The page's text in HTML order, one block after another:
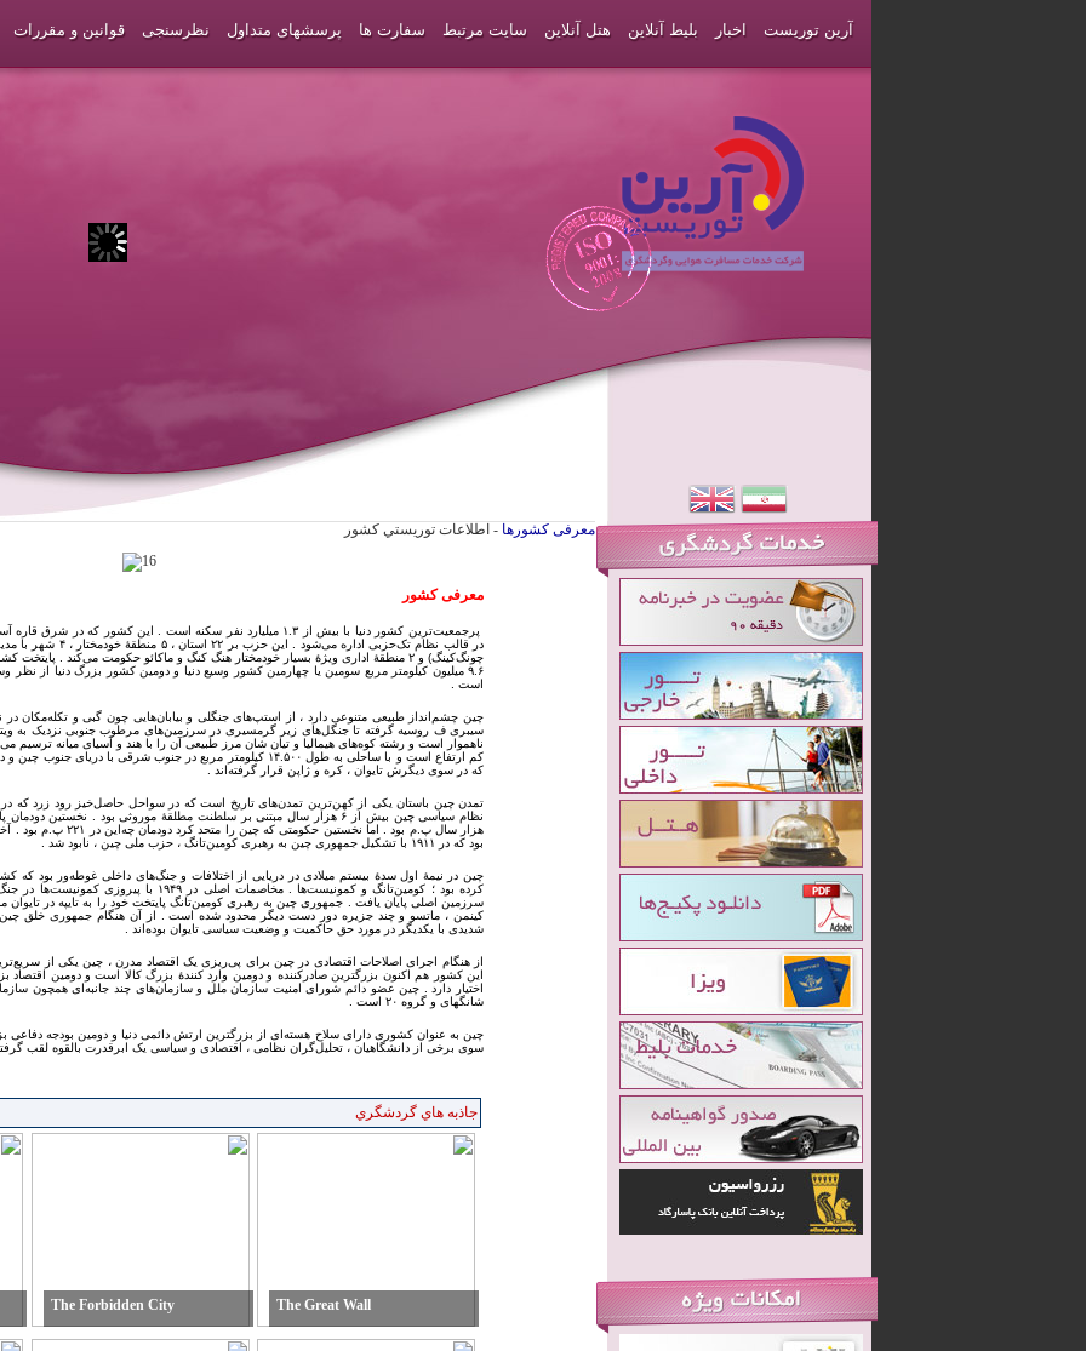
آرین توریست اخبار بلیط آنلاین هتل آنلاین سایت مرتبط سفارت ها پرسشهای متداول نظرسنجی قوانین و مقررات
معرفی کشورها - اطلاعات توريستي كشور
معرفی کشور
پرجمعیت‌ترین کشور دنیا با بیش از ۱.۳ میلیارد نفر سکنه است . این
در قالب نظام تک‌حزبی
چونگ‌کینگ) و ۲ منطقهٔ اداری ویژهٔ بسیار خودمختار هنگ کنگ و ماکائو حکومت می‌کند .
۹.۶ میلیون کیلومتر مربع سومین یا چهارمین کشور وسیع دنیا و دومین کشور بزرگ دنیا از
است .
چین چشم‌انداز طبیعی متنوعی دارد ، از استپ‌های جنگلی و بیابان‌هایی چون گبی و تکله‌مکان
سیبری ف روسیه گرفته تا جنگل‌های زیر گرمسیری در سرزمین‌های مرطوب جنوبی نزدیک به
ناهموار است و رشته ‌کوه‌های هیمالیا و تیان شان مرز طبیعی آن را با هند و آسیای میانه ترسیم
کم ‌ارتفاع است و با ساحلی به طول ۱۴.۵۰۰ کیلومتر مربع در جنوب شرقی
که در سوی دیگرش تایوان ، کره و ژاپن قرار گرفته‌اند .
تمدن چین باستان یکی از کهن‌ترین تمدن‌های تاریخ است که در سواحل حاصل‌خیز رود زرد
هزار سال پ.م بود . اما نخستین
بود که در ۱۹۱۱ با تشکیل جمهوری چین به رهبری کومین‌تانگ ، حزب ملی چین ، نابود شد .
چین در نیمهٔ اول سدهٔ بیستم میلادی در دریایی از اختلافات و جنگ‌های داخلی غوطه‌ور بود که
کرده بود ؛ کومین‌تانگ و کمونیست‌ها . مخاصمات اصلی
سرزمین اصلی پایان یافت . جمهوری چین به رهبری کومین‌تانگ پایتخت خود را به تایپه در تایوان
کینمن ، ماتسو و چند جزیره دور دست دیگر محدود شده ‌است . از آن هنگام جمهوری خلق
شدیدی با یکدیگر در مورد حق حاکمیت و وضعیت سیاسی تایوان بوده‌اند .
از هنگام اجرای اصلاحات اقتصادی در چین برای پی‌ریزی یک اقتصاد مدرن ، چین یکی از
این کشور هم ‌اکنون بزرگترین صادرکننده و دومین وارد کنندهٔ بزرگ کالا است و دومین اقتصاد
اختیار دارد . چین عضو دائم شورای امنیت سازمان ملل و سازمان‌های چند جانبه‌ای همچون
شانگهای و گروه ۲۰ است .
چین به عنوان کشوری دارای سلاح هسته‌ای از بزرگترین ارتش دائمی دنیا و دومین بودجه دفاعی
سوی برخی از دانشگاهیان ، تحلیل‌گران نظامی ، اقتصادی و سیاسی یک ابرقدرت بالقوه لقب
جاذبه هاي گردشگري
The Great Wall
The Forbidden City